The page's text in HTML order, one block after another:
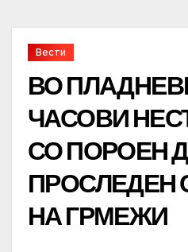
Вести
ВО
ЧАСОВИ
СО ПОРОЕН
ПРОСЛЕДЕН
НА ГРМЕЖИ